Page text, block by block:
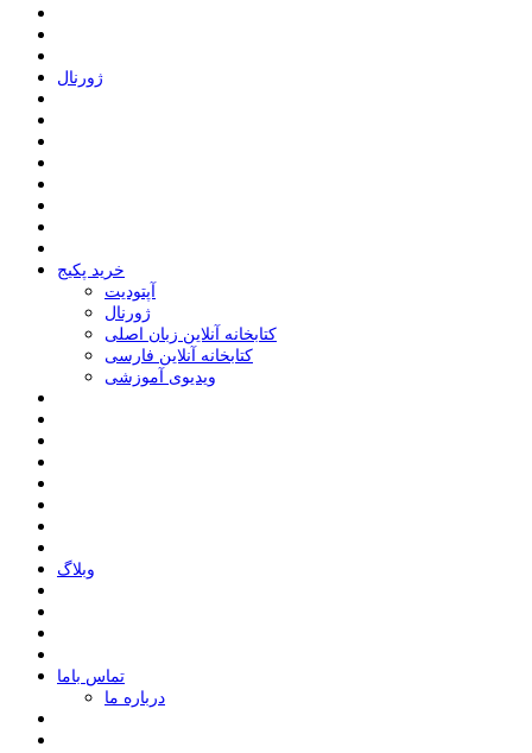
ﮊﻭﺭﻧﺎﻝ
خرید پکیج
ﺁﭘﺘﻮﺩﯾﺖ
ﮊﻭﺭﻧﺎﻝ
کتابخانه آنلاین زبان اصلی
کتابخانه آنلاین فارسی
ویدیوی آموزشی
وبلاگ
ﺗﻤﺎﺱ ﺑﺎﻣﺎ
درباره ما